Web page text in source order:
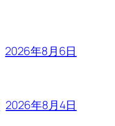
2026年8月6日
2026年8月4日